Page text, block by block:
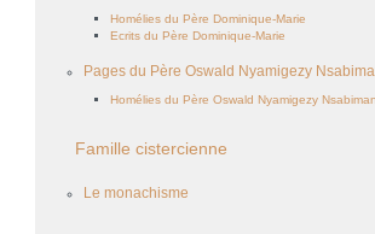
Homélies du Père Dominique-Marie
Ecrits du Père Dominique-Marie
Pages du Père Oswald Nyamigezy
Homélies du Père Oswald Nyamigezy
Famille cistercienne
Le monachisme